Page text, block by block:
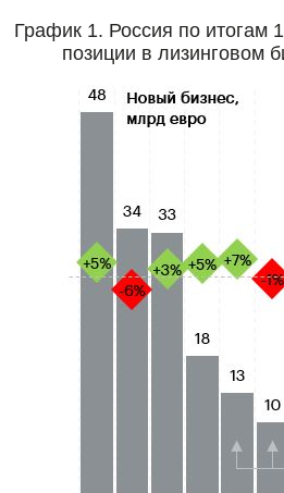
График 1. Россия по итогам
позиции в лизинговом